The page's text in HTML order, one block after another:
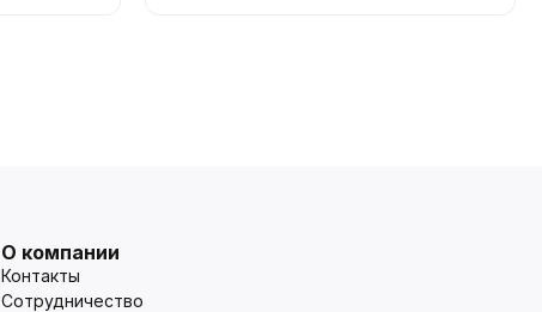
О компании
Контакты
Сотрудничество